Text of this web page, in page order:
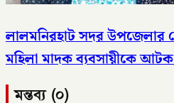
লালমনিরহাট সদর উপজেলার
মহিলা মাদক ব্যবসায়ীকে
মন্তব্য (০)